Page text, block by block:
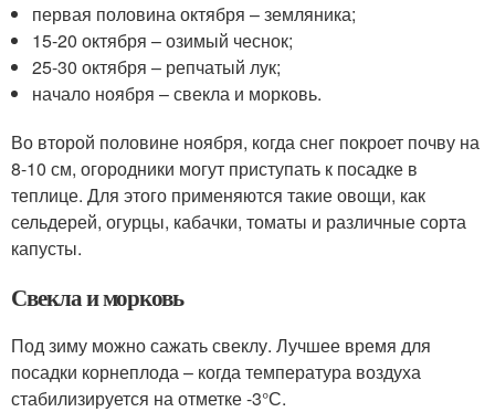
первая половина октября – земляника;
15-20 октября – озимый чеснок;
25-30 октября – репчатый лук;
начало ноября – свекла и морковь.
Во второй половине ноября, когда снег покроет почву на
8-10 см, огородники могут приступать к посадке в
теплице. Для этого применяются такие овощи, как
сельдерей, огурцы, кабачки, томаты и различные сорта
капусты.
Свекла и морковь
Под зиму можно сажать свеклу. Лучшее время для
посадки корнеплода – когда температура воздуха
стабилизируется на отметке -3°С.